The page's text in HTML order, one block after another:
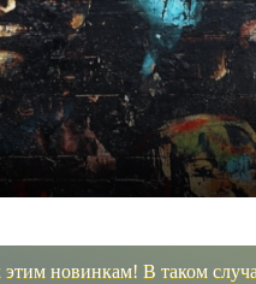
новинкам! В таком